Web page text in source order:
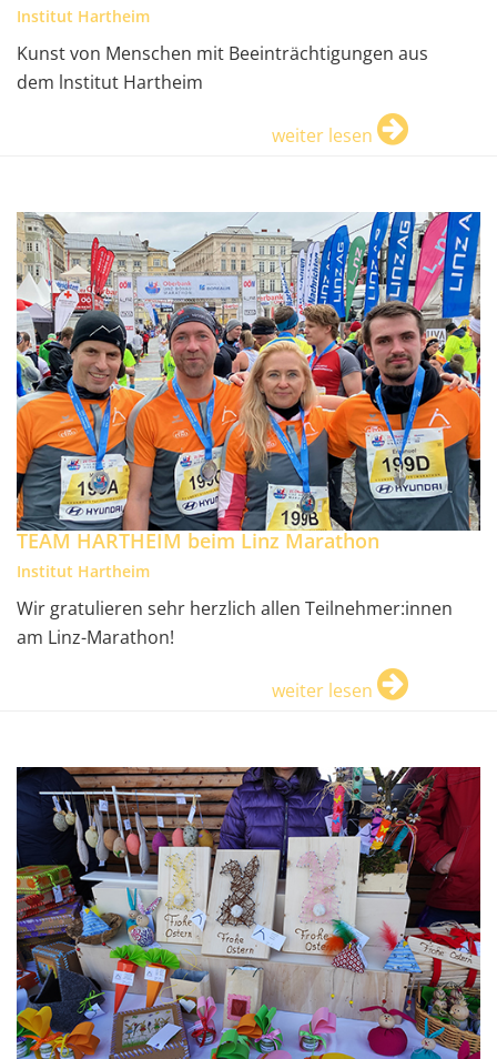
Institut Hartheim
Kunst von Menschen mit Beeinträchtigungen aus
dem lnstitut Hartheim
weiter lesen
TEAM HARTHEIM beim Linz Marathon
Institut Hartheim
Wir gratulieren sehr herzlich allen Teilnehmer:innen
am Linz-Marathon!
weiter lesen